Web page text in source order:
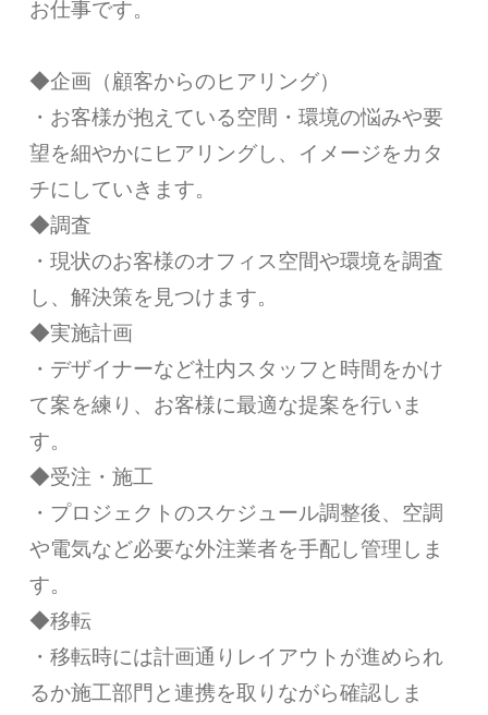
お仕事です。
◆企画（顧客からのヒアリング）
・お客様が抱えている空間・環境の悩みや要
望を細やかにヒアリングし、イメージをカタ
チにしていきます。
◆調査
・現状のお客様のオフィス空間や環境を調査
し、解決策を見つけます。
◆実施計画
・デザイナーなど社内スタッフと時間をかけ
て案を練り、お客様に最適な提案を行いま
す。
◆受注・施工
・プロジェクトのスケジュール調整後、空調
や電気など必要な外注業者を手配し管理しま
す。
◆移転
・移転時には計画通りレイアウトが進められ
るか施工部門と連携を取りながら確認しま